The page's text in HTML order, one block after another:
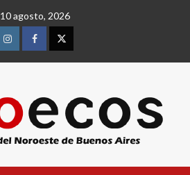
10 agosto, 2026
InstagramFacebookTwitter